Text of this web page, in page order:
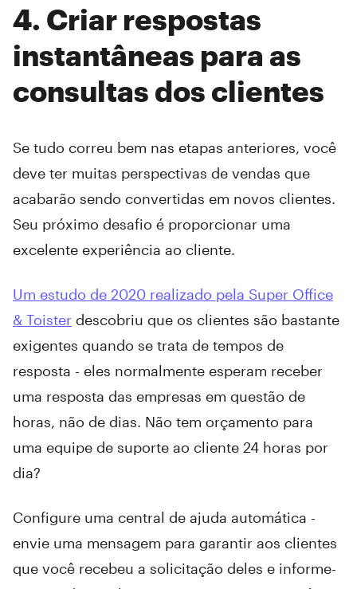
4. Criar respostas
instantâneas para as
consultas dos clientes
Se tudo correu bem nas etapas anteriores, você
deve ter muitas perspectivas de vendas que
acabarão sendo convertidas em novos clientes.
Seu próximo desafio é proporcionar uma
excelente experiência ao cliente.
Um estudo de 2020 realizado pela Super Office
& Toister descobriu que os clientes são bastante
exigentes quando se trata de tempos de
resposta - eles normalmente esperam receber
uma resposta das empresas em questão de
horas, não de dias. Não tem orçamento para
uma equipe de suporte ao cliente 24 horas por
dia?
Configure uma central de ajuda automática -
envie uma mensagem para garantir aos clientes
que você recebeu a solicitação deles e informe-